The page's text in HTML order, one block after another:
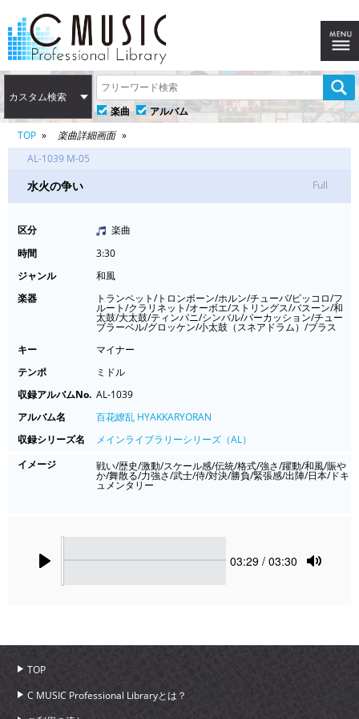
カスタム検索
楽曲
アルバム
TOP
楽曲詳細画面
AL-1039 M-05
水火の争い Full
区分
楽曲
時間
3:30
ジャンル
和風
楽器
トランペット/トロンボーン/ホルン/チューバ/ピッコロ/フ
ルート/クラリネット/オーボエ/ストリングス/バスーン/和
太鼓/大太鼓/ティンパニ/シンバル/パーカッション/チュー
ブラーベル/グロッケン/小太鼓（スネアドラム）/ブラス
キー
マイナー
テンポ
ミドル
収録アルバムNo. AL-1039
アルバム名
百花繚乱 HYAKKARYORAN
収録シリーズ名
メインライブラリーシリーズ（AL）
イメージ
戦い/歴史/激動/スケール感/伝統/格式/強さ/躍動/和風/賑や
か/舞散る/力強さ/武士/侍/対決/勝負/緊張感/出陣/日本/ドキ
ュメンタリー
Current
03:29 / 03:30
TOP
C MUSIC Professional Libraryとは？